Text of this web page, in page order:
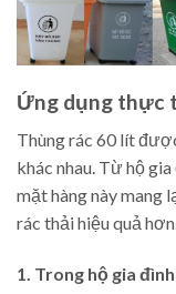
Ứng dụng thực
Thùng rác 60 lít
khác nhau. Từ hộ
mặt hàng này mang
rác thải hiệu quả
1. Trong hộ gia đình